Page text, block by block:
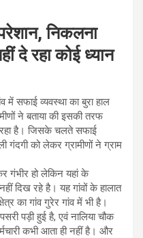
निकलना
दे रहा कोई ध्यान
में सफाई व्यवस्था का बुरा हाल
ने बताया की इसकी तरफ
रहा है। जिसके चलते सफाई
गंदगी को लेकर ग्रामीणों ने ग्राम
गंभीर हो लेकिन यहां के
दिख रहे है। यह गांवों के हालात
का गांव गुरेर गांव में भी है।
पड़ी हुई है, एवं नालिया चौक
कभी आता ही नहीं है। और